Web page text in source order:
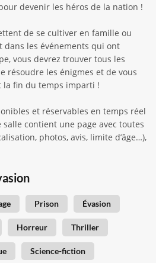
devenir les héros de la nation !
de se cultiver en famille ou
les événements qui ont
vous devrez trouver tous les
résoudre les énigmes et de vous
la fin du temps imparti !
et réservables en temps réel
salle contient une page avec toutes
photos, avis, limite d’âge…),
Prison Évasion
Horreur Thriller
Science-fiction